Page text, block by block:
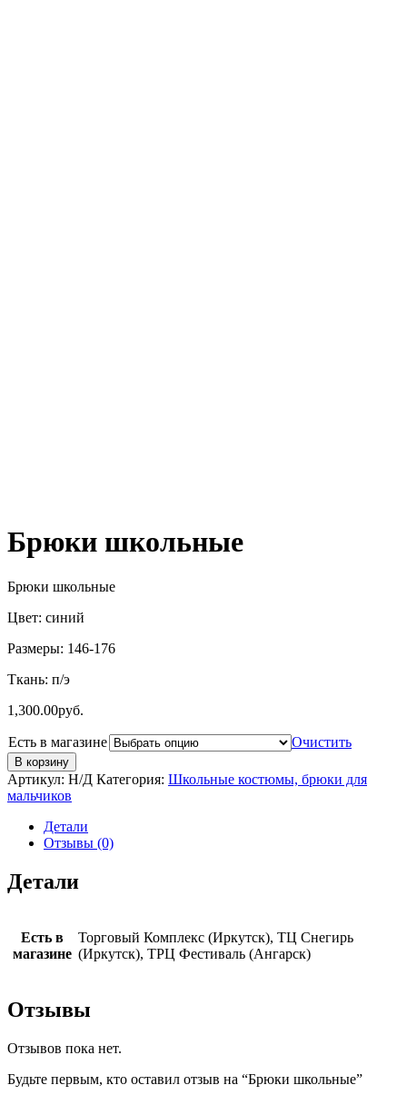
Брюки школьные
Брюки школьные
Цвет: синий
Размеры: 146-176
Ткань: п/э
1,300.00руб.
Есть в магазине Очистить
В корзину
Артикул: Н/Д Категория: Школьные костюмы, брюки для
мальчиков
Детали
Отзывы (0)
Детали
Есть в
магазине
Торговый Комплекс (Иркутск), ТЦ Снегирь
(Иркутск), ТРЦ Фестиваль (Ангарск)
Отзывы
Отзывов пока нет.
Будьте первым, кто оставил отзыв на “Брюки школьные”